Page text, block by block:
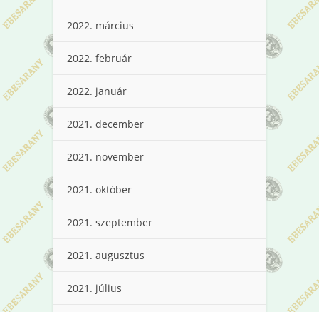
2022. március
2022. február
2022. január
2021. december
2021. november
2021. október
2021. szeptember
2021. augusztus
2021. július